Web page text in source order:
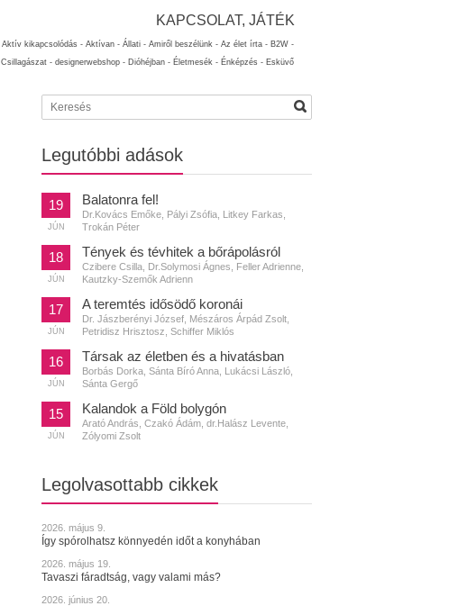
KAPCSOLAT, JÁTÉK
Aktív kikapcsolódás - Aktívan - Állati - Amiről beszélünk - Az élet írta - B2W -
Csillagászat - designerwebshop - Dióhéjban - Életmesék - Énképzés - Esküvő
Legutóbbi adások
19
JÚN
Balatonra fel!
Dr.Kovács Emőke, Pályi Zsófia, Litkey Farkas,
Trokán Péter
18
JÚN
Tények és tévhitek a bőrápolásról
Czibere Csilla, Dr.Solymosi Ágnes, Feller Adrienne,
Kautzky-Szemők Adrienn
17
JÚN
A teremtés idősödő koronái
Dr. Jászberényi József, Mészáros Árpád Zsolt,
Petridisz Hrisztosz, Schiffer Miklós
16
JÚN
Társak az életben és a hivatásban
Borbás Dorka, Sánta Bíró Anna, Lukácsi László,
Sánta Gergő
15
JÚN
Kalandok a Föld bolygón
Arató András, Czakó Ádám, dr.Halász Levente,
Zólyomi Zsolt
Legolvasottabb cikkek
2026. május 9.
Így spórolhatsz könnyedén időt a konyhában
2026. május 19.
Tavaszi fáradtság, vagy valami más?
2026. június 20.